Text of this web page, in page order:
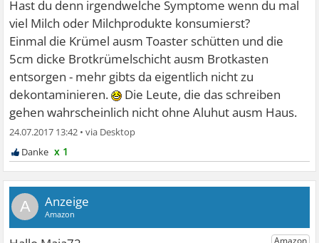
Hast du denn irgendwelche Symptome wenn du mal
viel Milch oder Milchprodukte konsumierst?
Einmal die Krümel ausm Toaster schütten und die
5cm dicke Brotkrümelschicht ausm Brotkasten
entsorgen - mehr gibts da eigentlich nicht zu
dekontaminieren.
Die Leute, die das schreiben
gehen wahrscheinlich nicht ohne Aluhut ausm Haus.
24.07.2017 13:42 •
x 1
A